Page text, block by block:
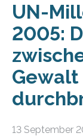
UN-
2005:
Gewalt
13 September